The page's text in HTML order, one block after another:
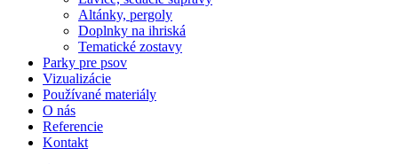
Altánky, pergoly
Doplnky na ihriská
Tematické zostavy
Parky pre psov
Vizualizácie
Používané materiály
O nás
Referencie
Kontakt